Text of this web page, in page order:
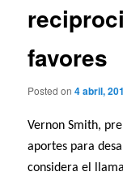
favores
Posted on4 abril,
Vernon Smith,
aportes para
considera el